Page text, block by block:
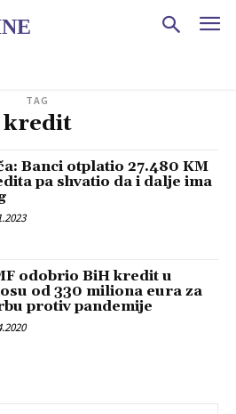
TAG
kredit
Banci otplatio 27.480 KM
pa shvatio da i dalje ima
odobrio BiH kredit u
od 330 miliona eura za
protiv pandemije